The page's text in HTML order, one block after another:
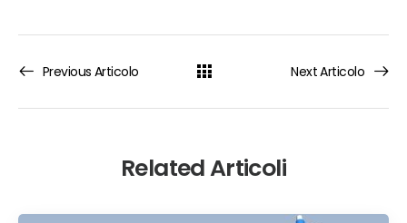
Previous Articolo Next Articolo
Related Articoli